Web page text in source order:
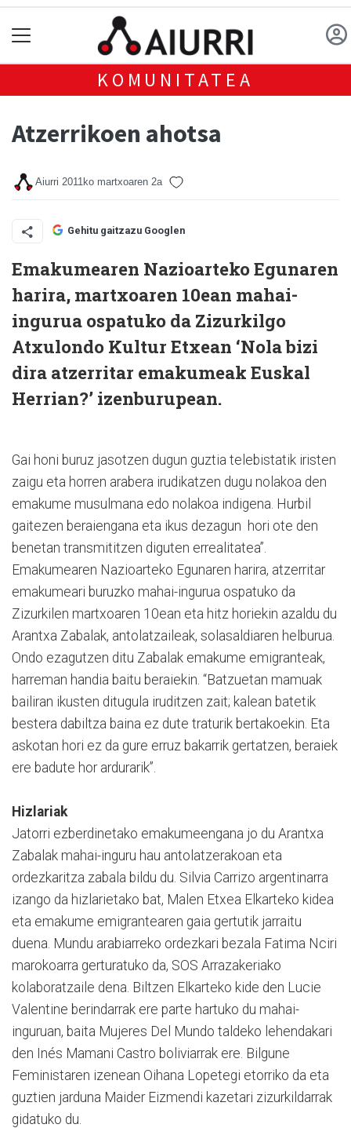
KOMUNITATEA
Atzerrikoen ahotsa
Aiurri 2011ko martxoaren 2a
Gehitu gaitzazu Googlen
Emakumearen Nazioarteko Egunaren
harira, martxoaren 10ean mahai-
ingurua ospatuko da Zizurkilgo
Atxulondo Kultur Etxean ‘Nola bizi
dira atzerritar emakumeak Euskal
Herrian?’ izenburupean.
Gai honi buruz jasotzen dugun guztia telebistatik iristen
zaigu eta horren arabera irudikatzen dugu nolakoa den
emakume musulmana edo nolakoa indigena. Hurbil
gaitezen beraiengana eta ikus dezagun hori ote den
benetan transmititzen diguten errealitatea”.
Emakumearen Nazioarteko Egunaren harira, atzerritar
emakumeari buruzko mahai-ingurua ospatuko da
Zizurkilen martxoaren 10ean eta hitz horiekin azaldu du
Arantxa Zabalak, antolatzaileak, solasaldiaren helburua.
Ondo ezagutzen ditu Zabalak emakume emigranteak,
harreman handia baitu beraiekin. “Batzuetan mamuak
bailiran ikusten ditugula iruditzen zait; kalean batetik
bestera dabiltza baina ez dute traturik bertakoekin. Eta
askotan hori ez da gure erruz bakarrik gertatzen, beraiek
ere badute hor ardurarik”.
Hizlariak
Jatorri ezberdinetako emakumeengana jo du Arantxa
Zabalak mahai-inguru hau antolatzerakoan eta
ordezkaritza zabala bildu du. Silvia Carrizo argentinarra
izango da hizlarietako bat, Malen Etxea Elkarteko kidea
eta emakume emigrantearen gaia gertutik jarraitu
duena. Mundu arabiarreko ordezkari bezala Fatima Nciri
marokoarra gerturatuko da, SOS Arrazakeriako
kolaboratzaile dena. Biltzen Elkarteko kide den Lucie
Valentine berindarrak ere parte hartuko du mahai-
inguruan, baita Mujeres Del Mundo taldeko lehendakari
den Inés Mamani Castro boliviarrak ere. Bilgune
Feministaren izenean Oihana Lopetegi etorriko da eta
guztien jarduna Maider Eizmendi kazetari zizurkildarrak
gidatuko du.